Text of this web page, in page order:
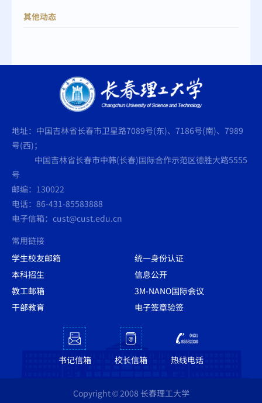
其他动态
地址：中国吉林省长春市卫星路7089号(东)、7186号(南)、7989
号(西)；
中国吉林省长春市中韩(长春)国际合作示范区德胜大路5555
号
邮编：130022
电话：86-431-85583888
电子信箱：cust@cust.edu.cn
常用链接
学生校友邮箱
统一身份认证
本科招生
信息公开
教工邮箱
3M-NANO国际会议
干部教育
电子签章验签
书记信箱 校长信箱 热线电话
Copyright © 2008 长春理工大学